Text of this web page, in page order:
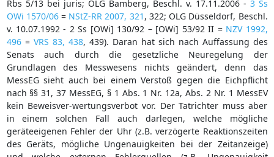
Rbs 5/13 bei juris; OLG Bamberg, Beschl. v. 17.11.2006 - 3 Ss
OWi 1570/06= NStZ-RR 2007, 321 , 322; OLG Düsseldorf, Beschl.
v. 10.07.1992 - 2 Ss [OWi] 130/92 – [OWi] 53/92 II = NZV 1992,
496= VRS 83, 438, 439). Daran hat sich nach Auffassung des
Senats auch durch die gesetzliche Neuregelung der
Grundlagen des Messwesens nichts geändert, denn das
MessEG sieht auch bei einem Verstoß gegen die Eichpflicht
nach §§ 31, 37 MessEG, § 1 Abs. 1 Nr. 12a, Abs. 2 Nr. 1 MessEV
kein Beweisver-wertungsverbot vor. Der Tatrichter muss aber
in einem solchen Fall auch darlegen, welche mögliche
geräteeigenen Fehler der Uhr (z.B. verzögerte Reaktionszeiten
des Geräts, mögliche Ungenauigkeiten bei der Zeitanzeige)